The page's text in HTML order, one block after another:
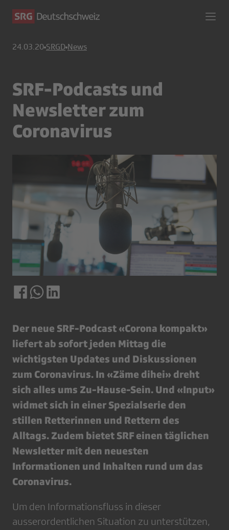
24.03.20 SRGD News
SRF-Podcasts und
Newsletter zum
Coronavirus
Der neue SRF-Podcast «Corona kompakt»
liefert ab sofort jeden Mittag die
wichtigsten Updates und Diskussionen
zum Coronavirus. In «Zäme dihei» dreht
sich alles ums Zu-Hause-Sein. Und «Input»
widmet sich in einer Spezialserie den
stillen Retterinnen und Rettern des
Alltags. Zudem bietet SRF einen täglichen
Newsletter mit den neuesten
Informationen und Inhalten rund um das
Coronavirus.
Um den Informationsfluss in dieser
ausserordentlichen Situation zu unterstützen,